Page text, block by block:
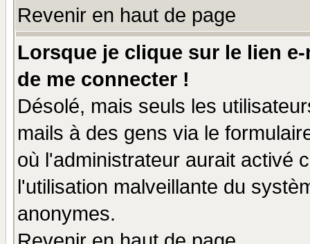
Revenir en haut de page
Lorsque je clique sur le lien
de me connecter !
Désolé, mais seuls les
mails à des gens via le
où l'administrateur aurait activé
l'utilisation malveillante du
anonymes.